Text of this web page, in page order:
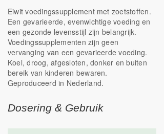
Eiwit voedingssupplement met zoetstoffen.
Een gevarieerde, evenwichtige voeding en
een gezonde levensstijl zijn belangrijk.
Voedingssupplementen zijn geen
vervanging van een gevarieerde voeding.
Koel, droog, afgesloten, donker en buiten
bereik van kinderen bewaren.
Geproduceerd in Nederland.
Dosering & Gebruik